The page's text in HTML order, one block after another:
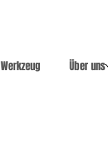
Werkzeug Über uns